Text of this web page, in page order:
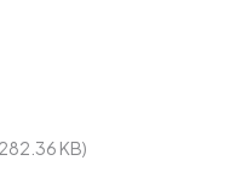
KB)